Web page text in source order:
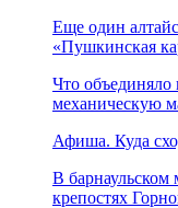
Еще один
«Пушкинская
Что объединяло
механическую
Афиша. Куда
В барнаульском
крепостях